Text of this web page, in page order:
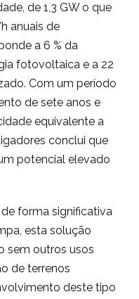
de 1,3 GW o que
anuais de
a 6 % da
fotovoltaica e a 22
Com um período
de sete anos e
equivalente a
conclui que
potencial elevado
forma significativa
esta solução
sem outros usos
de terrenos
deste tipo